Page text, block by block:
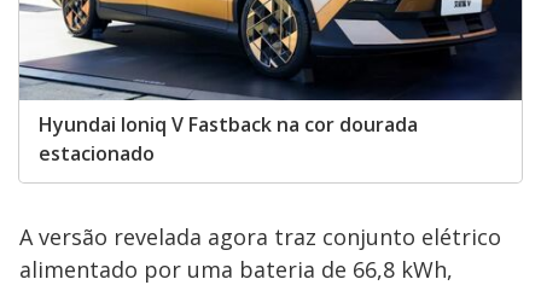
Hyundai Ioniq V Fastback na cor dourada
estacionado
A versão revelada agora traz conjunto elétrico
alimentado por uma bateria de 66,8 kWh,